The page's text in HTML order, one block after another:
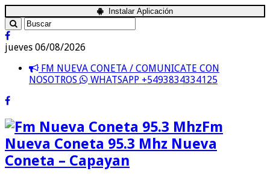
Instalar Aplicación
jueves 06/08/2026
FM NUEVA CONETA / COMUNICATE CON
NOSOTROS
WHATSAPP +5493834334125
Fm
Nueva Coneta 95.3 Mhz Nueva
Coneta – Capayan